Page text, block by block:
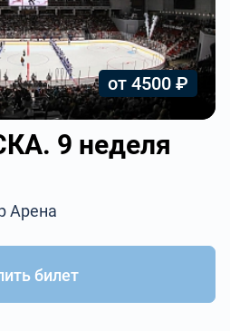
от 4500 ₽
9 неделя
Арена
билет